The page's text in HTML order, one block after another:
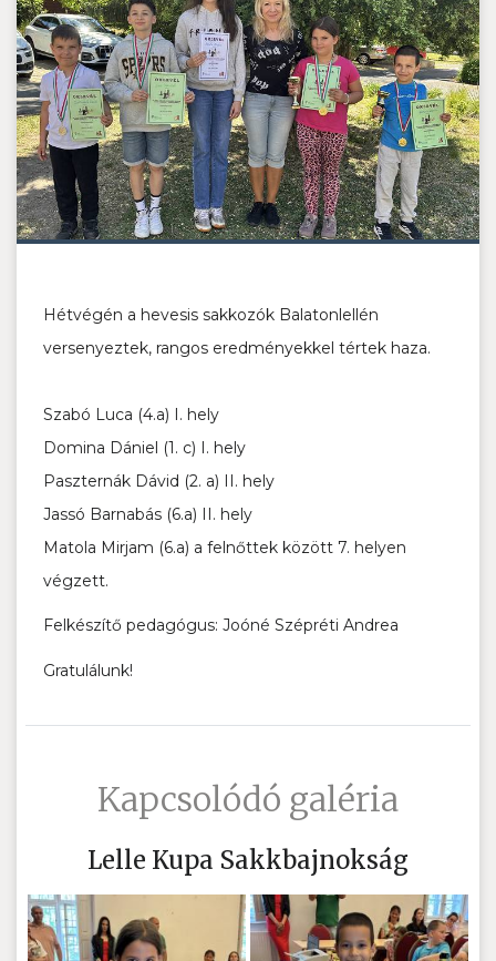
Hétvégén a hevesis sakkozók Balatonlellén
versenyeztek, rangos eredményekkel tértek haza.
Szabó Luca (4.a) I. hely
Domina Dániel (1. c) I. hely
Paszternák Dávid (2. a) II. hely
Jassó Barnabás (6.a) II. hely
Matola Mirjam (6.a) a felnőttek között 7. helyen
végzett.
Felkészítő pedagógus: Joóné Szépréti Andrea
Gratulálunk!
Kapcsolódó galéria
Lelle Kupa Sakkbajnokság